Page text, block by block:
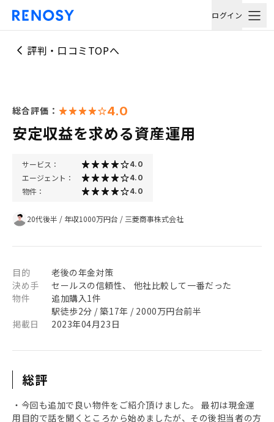
ログイン
評判・口コミTOPへ
総合評価： 4.0
安定収益を求める資産運用
サービス： 4.0
エージェント： 4.0
物件： 4.0
20代後半 / 年収1000万円台 / 三菱商事株式会社
目的
老後の年金対策
決め手
セールスの信頼性、 他社比較して一番だった
物件
追加購入1件
駅徒歩2分 / 築17年 / 2000万円台前半
掲載日
2023年04月23日
総評
・今回も追加で良い物件をご紹介頂けました。 最初は現金運
用目的で話を聞くところから始めましたが、その後担当者の方